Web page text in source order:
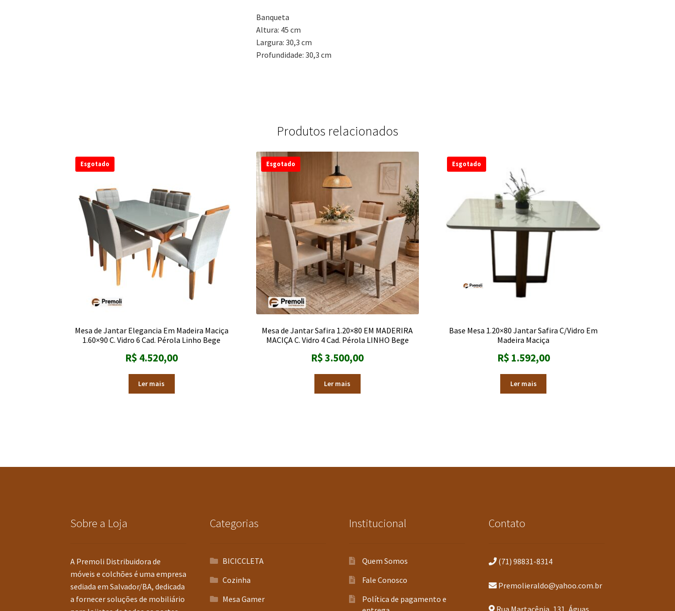
Banqueta
Altura: 45 cm
Largura: 30,3 cm
Profundidade: 30,3 cm
Produtos relacionados
Esgotado
Mesa de Jantar Elegancia Em Madeira Maciça
1.60×90 C. Vidro 6 Cad. Pérola Linho Bege
R$ 4.520,00
Ler mais
Esgotado
Mesa de Jantar Safira 1.20×80 EM MADERIRA
MACIÇA C. Vidro 4 Cad. Pérola LINHO Bege
R$3.500,00
Ler mais
Esgotado
Base Mesa 1.20×80 Jantar Safira C/Vidro Em
Madeira Maciça
R$ 1.592,00
Ler mais
Sobre a Loja
A Premoli Distribuidora de
móveis e colchões é uma empresa
sediada em Salvador/BA, dedicada
a fornecer soluções de mobiliário
Categorias
BICICCLETA
Cozinha
Mesa Gamer
Institucional
Quem Somos
Fale Conosco
Política de pagamento e
Contato
(71) 98831-8314
Premolieraldo@yahoo.com.br